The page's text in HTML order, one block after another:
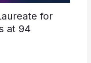
for
at 94